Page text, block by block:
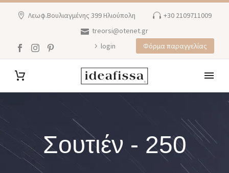
Λεωφ.Βουλιαγμένης 399 Ηλιούπολη
+30 2109711009
treorsi@otenet.gr
login
Φόρμα παραγγελίας
Σουτιέν - 250